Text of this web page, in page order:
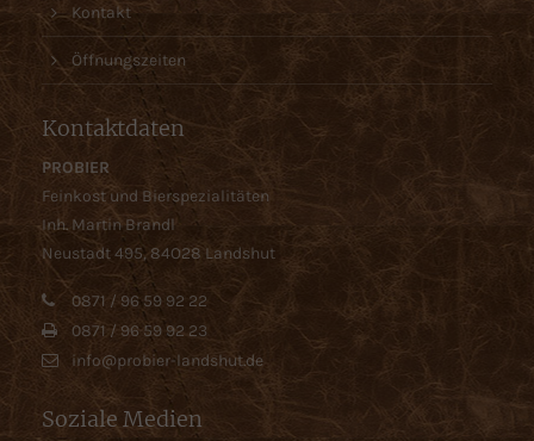
Kontakt
Öffnungszeiten
Kontaktdaten
PROBIER
Feinkost und Bierspezialitäten
Inh. Martin Brandl
Neustadt 495, 84O28 Landshut
0871 / 96 59 92 22
0871 / 96 59 92 23
info@probier-landshut.de
Soziale Medien